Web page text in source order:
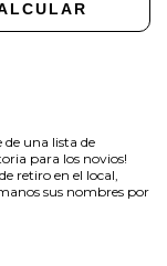
una lista de
para los novios!
retiro en el local,
sus nombres por